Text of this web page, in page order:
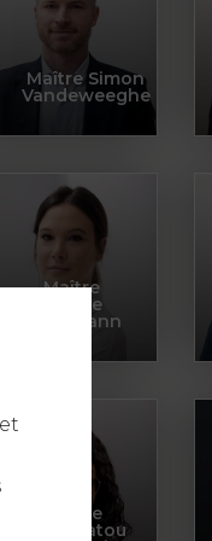
Maître Simon
Vandeweeghe
Maître
Hélène
Geissmann
Maître
Yasminatou